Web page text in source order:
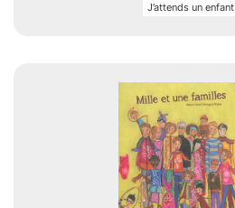
J’attends un enfant